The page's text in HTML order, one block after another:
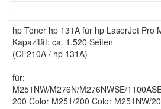
hp Toner hp 131A für hp LaserJet Pro
Kapazität: ca. 1.520 Seiten
(CF210A / hp 131A)
für:
M251NW/M276N/M276NWSE/
200 Color M251/200 Color M251NW/